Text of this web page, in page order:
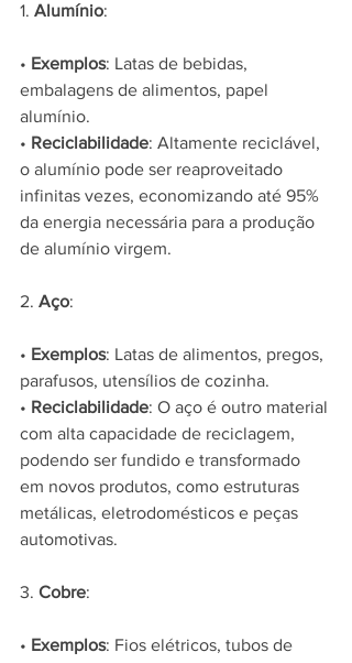
1. Alumínio:
• Exemplos: Latas de bebidas,
embalagens de alimentos, papel
alumínio.
• Reciclabilidade: Altamente reciclável,
o alumínio pode ser reaproveitado
infinitas vezes, economizando até 95%
da energia necessária para a produção
de alumínio virgem.
2. Aço:
• Exemplos: Latas de alimentos, pregos,
parafusos, utensílios de cozinha.
• Reciclabilidade: O aço é outro material
com alta capacidade de reciclagem,
podendo ser fundido e transformado
em novos produtos, como estruturas
metálicas, eletrodomésticos e peças
automotivas.
3. Cobre:
• Exemplos: Fios elétricos, tubos de